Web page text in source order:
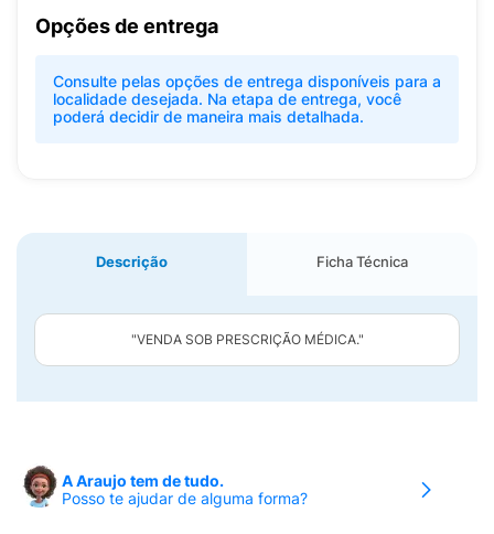
Opções de entrega
Consulte pelas opções de entrega disponíveis para a
localidade desejada. Na etapa de entrega, você
poderá decidir de maneira mais detalhada.
Descrição Ficha Técnica
"VENDA SOB PRESCRIÇÃO MÉDICA."
A Araujo tem de tudo.
Posso te ajudar de alguma forma?